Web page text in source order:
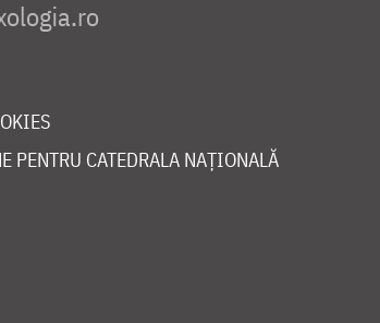
PENTRU CATEDRALA NAȚIONALĂ